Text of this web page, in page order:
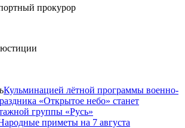
прокурор
юстиции
Кульминацией лётной программы военно-
«Открытое небо» станет
группы «Русь»
приметы на 7 августа